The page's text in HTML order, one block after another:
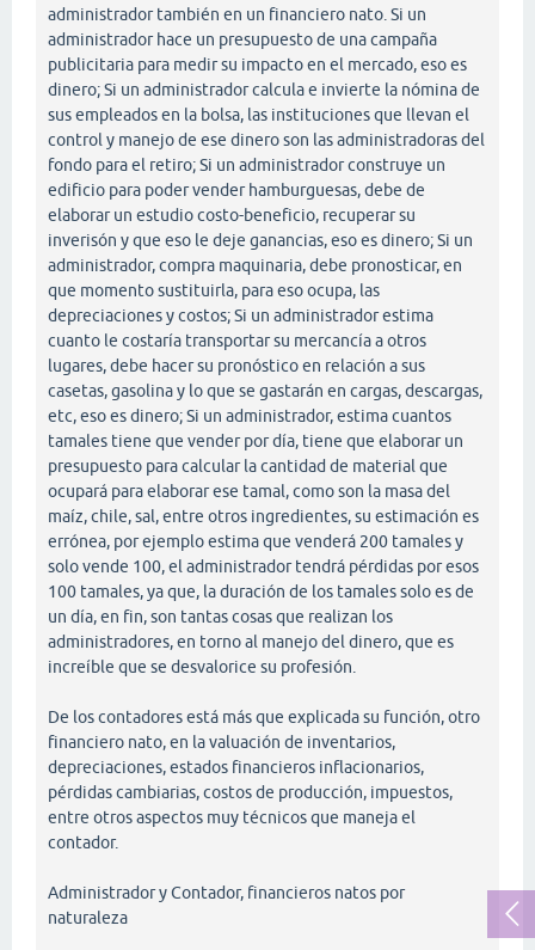
administrador también en un financiero nato. Si un
administrador hace un presupuesto de una campaña
publicitaria para medir su impacto en el mercado, eso es
dinero; Si un administrador calcula e invierte la nómina de
sus empleados en la bolsa, las instituciones que llevan el
control y manejo de ese dinero son las administradoras del
fondo para el retiro; Si un administrador construye un
edificio para poder vender hamburguesas, debe de
elaborar un estudio costo-beneficio, recuperar su
inverisón y que eso le deje ganancias, eso es dinero; Si un
administrador, compra maquinaria, debe pronosticar, en
que momento sustituirla, para eso ocupa, las
depreciaciones y costos; Si un administrador estima
cuanto le costaría transportar su mercancía a otros
lugares, debe hacer su pronóstico en relación a sus
casetas, gasolina y lo que se gastarán en cargas, descargas,
etc, eso es dinero; Si un administrador, estima cuantos
tamales tiene que vender por día, tiene que elaborar un
presupuesto para calcular la cantidad de material que
ocupará para elaborar ese tamal, como son la masa del
maíz, chile, sal, entre otros ingredientes, su estimación es
errónea, por ejemplo estima que venderá 200 tamales y
solo vende 100, el administrador tendrá pérdidas por esos
100 tamales, ya que, la duración de los tamales solo es de
un día, en fin, son tantas cosas que realizan los
administradores, en torno al manejo del dinero, que es
increíble que se desvalorice su profesión.
De los contadores está más que explicada su función, otro
financiero nato, en la valuación de inventarios,
depreciaciones, estados financieros inflacionarios,
pérdidas cambiarias, costos de producción, impuestos,
entre otros aspectos muy técnicos que maneja el
contador.
Administrador y Contador, financieros natos por
naturaleza